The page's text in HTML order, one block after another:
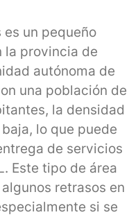
es un pequeño
la provincia de
autónoma de
una población de
la densidad
lo que puede
de servicios
Este tipo de área
retrasos en
si se